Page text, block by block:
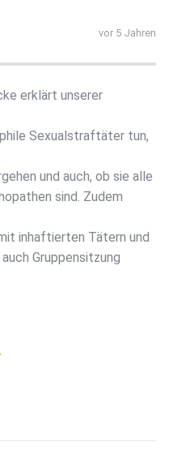
vor 5 Jahren
erklärt unserer
Sexualstraftäter tun,
und auch, ob sie alle
sind. Zudem
inhaftierten Tätern und
Gruppensitzung